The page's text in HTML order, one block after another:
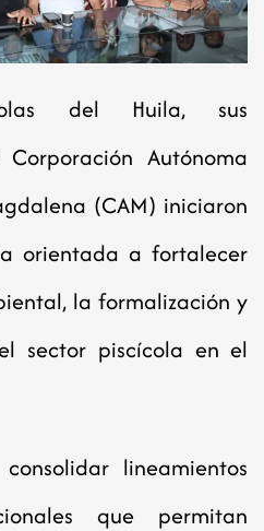
del Huila, sus
Autónoma
(CAM) iniciaron
orientada a fortalecer
la formalización y
sector piscícola en el
lineamientos
que permitan